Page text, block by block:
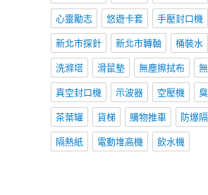
心靈勵志 悠遊卡套 手壓封口機
新北市探針 新北市轉軸 桶裝水
洗滌塔 滑鼠墊 無塵擦拭布
真空封口機 示波器 空壓機
茶葉罐 貨梯 購物推車 防爆
隔熱紙 電動堆高機 飲水機